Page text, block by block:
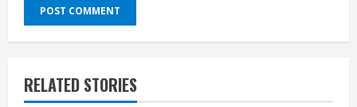
RELATED STORIES